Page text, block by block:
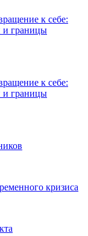
к себе:
и границы
к себе:
и границы
кризиса